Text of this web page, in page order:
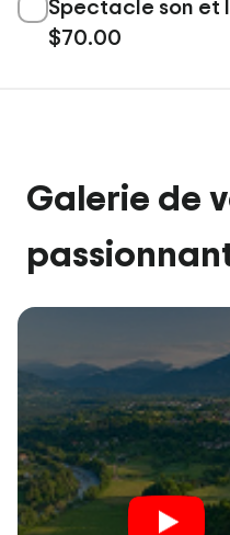
Spectacle son et
$70.00
Galerie de